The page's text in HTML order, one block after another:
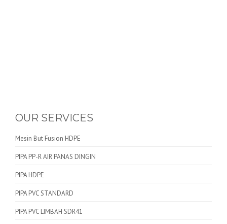
OUR SERVICES
Mesin But Fusion HDPE
PIPA PP-R AIR PANAS DINGIN
PIPA HDPE
PIPA PVC STANDARD
PIPA PVC LIMBAH SDR41